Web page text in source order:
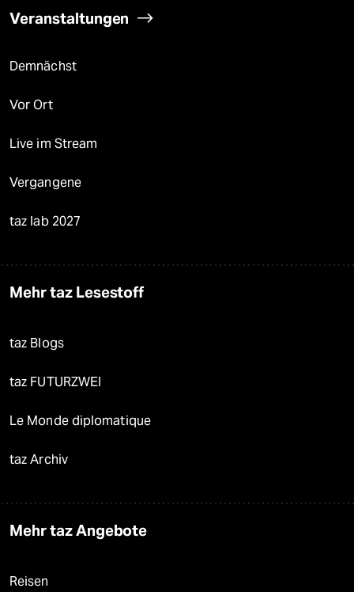
Veranstaltungen
Demnächst
Vor Ort
Live im Stream
Vergangene
taz lab 2027
Mehr taz Lesestoff
taz Blogs
taz FUTURZWEI
Le Monde diplomatique
taz Archiv
Mehr taz Angebote
Reisen